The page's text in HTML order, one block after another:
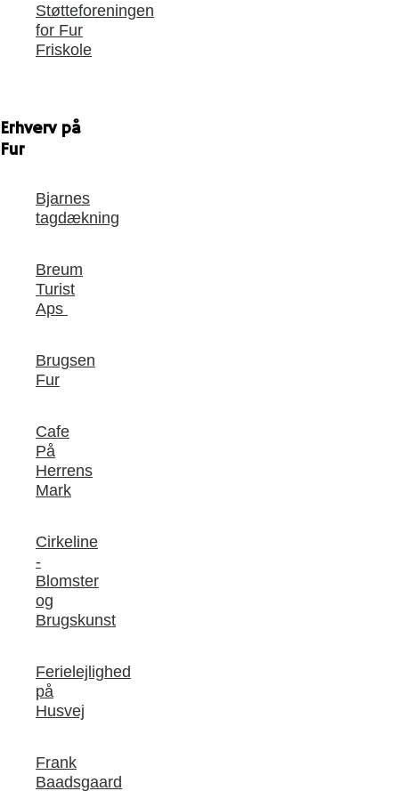
Støtteforeningen
for Fur
Friskole
Erhverv på
Fur
Bjarnes
tagdækning
Breum
Turist
Aps
Brugsen
Fur
Cafe
På
Herrens
Mark
Cirkeline
-
Blomster
og
Brugskunst
Ferielejlighed
på
Husvej
Frank
Baadsgaard